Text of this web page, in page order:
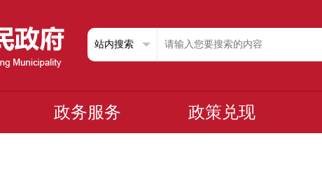
政务服务 政策兑现